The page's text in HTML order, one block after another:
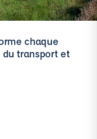
chaque
du transport et